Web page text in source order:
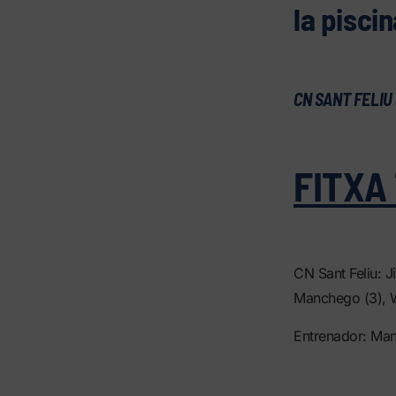
la
CN SANT
FITXA
CN Sant Feliu:
Manchego (3),
Entrenador: